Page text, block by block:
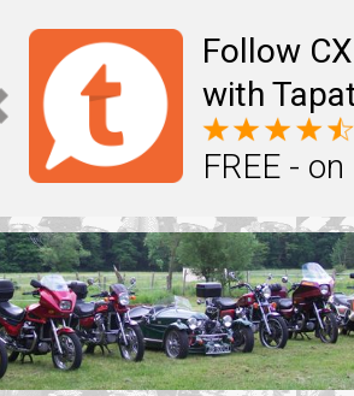
Follow
with
FREE -